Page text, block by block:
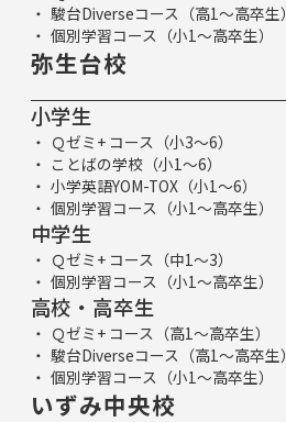
駿台Diverseコース（高1～高卒生）
個別学習コース（小1～高卒生）
弥生台校
小学生
Ｑゼミ+ コース（小3～6）
ことばの学校（小1～6）
小学英語YOM-TOX（小1～6）
個別学習コース（小1～高卒生）
中学生
Ｑゼミ+ コース（中1～3）
個別学習コース（小1～高卒生）
高校・高卒生
Ｑゼミ+ コース（高1～高卒生）
駿台Diverseコース（高1～高卒生）
個別学習コース（小1～高卒生）
いずみ中央校